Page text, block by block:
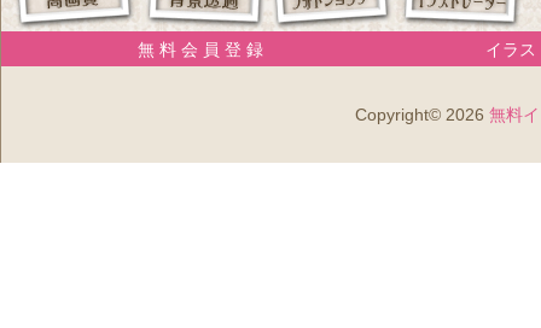
無 料 会 員 登 録 イラス
Copyright© 2026 無料